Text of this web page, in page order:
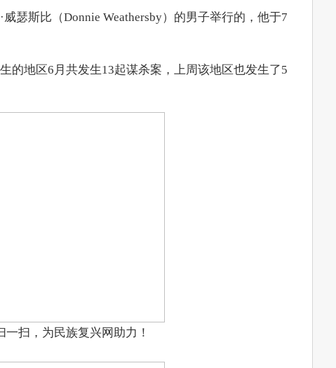
斯比（Donnie Weathersby）的男子举行的，他于7
地区6月共发生13起谋杀案，上周该地区也发生了5
一扫，为民族复兴网助力！